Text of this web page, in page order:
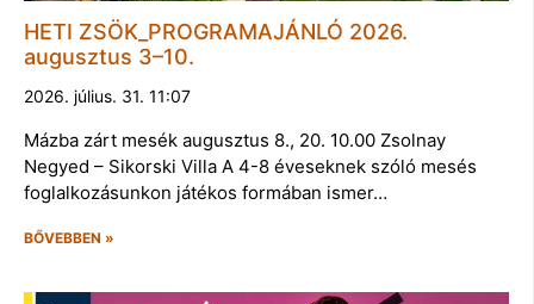
HETI ZSÖK_PROGRAMAJÁNLÓ 2026.
augusztus 3–10.
2026. július. 31. 11:07
Mázba zárt mesék augusztus 8., 20. 10.00 Zsolnay
Negyed – Sikorski Villa A 4-8 éveseknek szóló mesés
foglalkozásunkon játékos formában ismer…
BŐVEBBEN »